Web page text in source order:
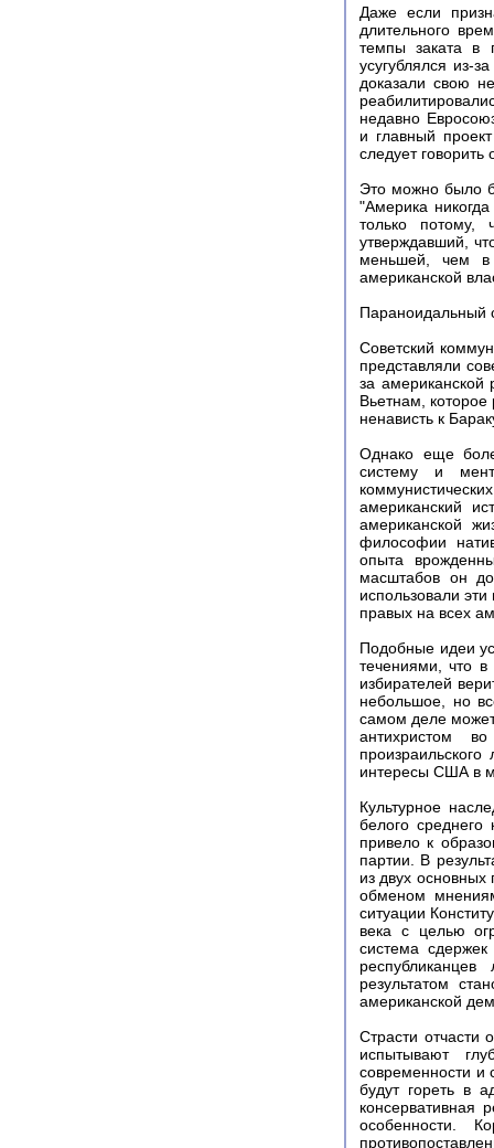
Даже если
длительного
темпы заката в
усугублялся из-
доказали свою
недавно
и главный
следует
Это можно было
"Америка
только потому,
утверждавший,
меньшей, чем в
американской
Параноидальный
Советский
представляли
за американской
Вьетнам,
ненависть к
Однако еще
систему и
американский
американской
философии
опыта
масштабов он
использовали
правых на всех
Подобные идеи
течениями, что в
избирателей
небольшое, но
самом деле
антихристом
интересы США в
Культурное
белого среднего
привело к
партии. В
из двух
обменом
ситуации
века с целью
система
результатом
американской
Страсти отчасти
испытывают
современности и
будут гореть в
консервативная
особенности.